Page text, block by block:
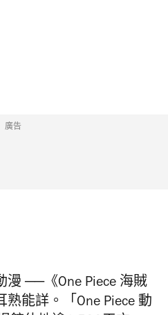
廣告
漫 ──《One Piece 海賊
能詳。「One Piece 動